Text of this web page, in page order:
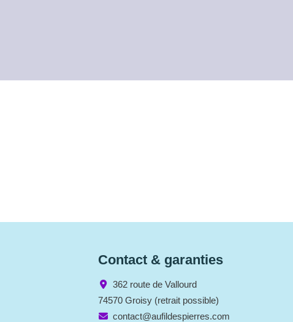
Contact & garanties
362 route de Vallourd
74570 Groisy (retrait possible)
contact@aufildespierres.com